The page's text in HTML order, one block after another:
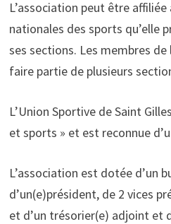
L’association peut être
nationales des sports qu’elle
ses sections. Les membres
faire partie de plusieurs
L’Union Sportive de Saint
et sports » et est reconnue
L’association est dotée d’un
d’un(e)président, de 2 vices
et d’un trésorier(e) adjoint et